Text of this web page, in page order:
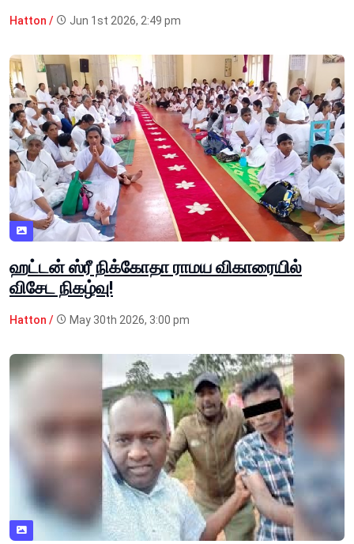
Hatton / Jun 1st 2026, 2:49 pm
ஹட்டன் ஸ்ரீ நிக்கோதா ராமய விகாரையில்
விசேட நிகழ்வு!
Hatton / May 30th 2026, 3:00 pm